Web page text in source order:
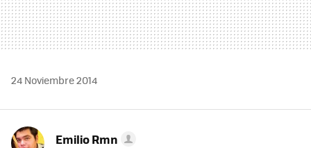
24 Noviembre 2014
Emilio Rmn